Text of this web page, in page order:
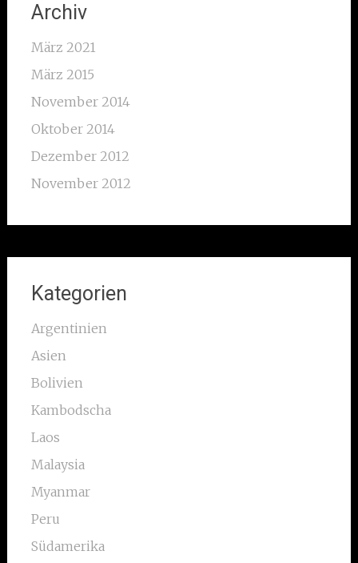
Archiv
März 2021
März 2015
November 2014
Oktober 2014
Dezember 2012
November 2012
Kategorien
Argentinien
Asien
Bolivien
Kambodscha
Laos
Malaysia
Myanmar
Peru
Südamerika